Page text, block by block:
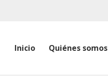
Inicio Quiénes somos